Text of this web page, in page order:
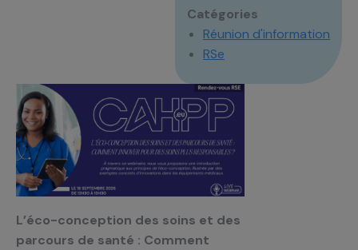
Catégories
Réunion d'information
RSe
L’éco-conception des soins et des
parcours de santé : Comment